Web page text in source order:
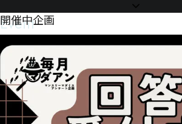
Event
開催中企画